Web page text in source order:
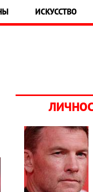
ИСКУССТВО